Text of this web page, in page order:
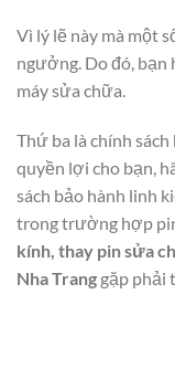
Vì lý lẽ này mà một
ngưởng. Do đó, bạn
máy sửa chữa.
Thứ ba là chính
quyền lợi cho bạn,
sách bảo hành linh
trong trường hợp
kính, thay pin sửa
Nha Trang gặp phải